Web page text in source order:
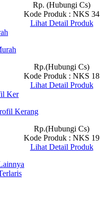
Rp. (Hubungi Cs)
Kode Produk : NKS 34
Lihat Detail Produk
Rp.(Hubungi Cs)
Kode Produk : NKS 18
Lihat Detail Produk
Ker
Rp.(Hubungi Cs)
Kode Produk : NKS 19
Lihat Detail Produk